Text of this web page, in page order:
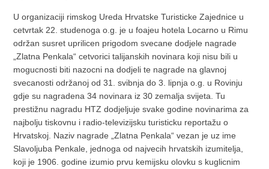
U organizaciji rimskog Ureda Hrvatske Turisticke Zajednice u
cetvrtak 22. studenoga o.g. je u foajeu hotela Locarno u Rimu
održan susret uprilicen prigodom svecane dodjele nagrade
„Zlatna Penkala“ cetvorici talijanskih novinara koji nisu bili u
mogucnosti biti nazocni na dodjeli te nagrade na glavnoj
svecanosti održanoj od 31. svibnja do 3. lipnja o.g. u Rovinju
gdje su nagradena 34 novinara iz 30 zemalja svijeta. Tu
prestižnu nagradu HTZ dodjeljuje svake godine novinarima za
najbolju tiskovnu i radio-televizijsku turisticku reportažu o
Hrvatskoj. Naziv nagrade „Zlatna Penkala“ vezan je uz ime
Slavoljuba Penkale, jednoga od najvecih hrvatskih izumitelja,
koji je 1906. godine izumio prvu kemijsku olovku s kuglicnim